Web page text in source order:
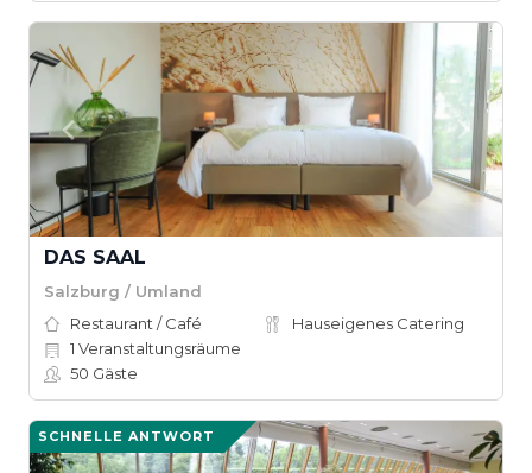
DAS SAAL
Salzburg / Umland
Restaurant / Café
Hauseigenes Catering
1 Veranstaltungsräume
50 Gäste
SCHNELLE ANTWORT